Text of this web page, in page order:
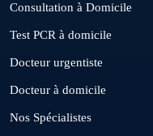
El Gara
Guisser
Hattane
Consultation à Domicile
Test PCR à domicile
Docteur urgentiste
Docteur à domicile
Nos Spécialistes